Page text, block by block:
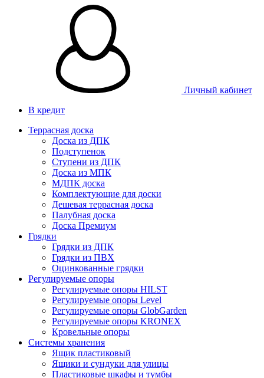
Личный кабинет
В кредит
Террасная доска
Доска из ДПК
Подступенок
Ступени из ДПК
Доска из МПК
МДПК доска
Комплектующие для доски
Дешевая террасная доска
Палубная доска
Доска Премиум
Грядки
Грядки из ДПК
Грядки из ПВХ
Оцинкованные грядки
Регулируемые опоры
Регулируемые опоры HILST
Регулируемые опоры Level
Регулируемые опоры GlobGarden
Регулируемые опоры KRONEX
Кровельные опоры
Системы хранения
Ящик пластиковый
Ящики и сундуки для улицы
Пластиковые шкафы и тумбы